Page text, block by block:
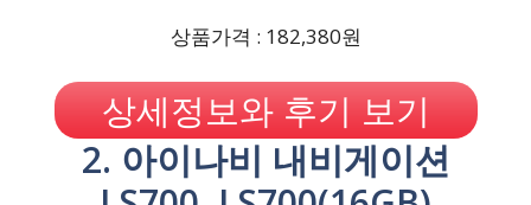
상품가격 : 182,380원
상세정보와 후기 보기
2. 아이나비 내비게이션